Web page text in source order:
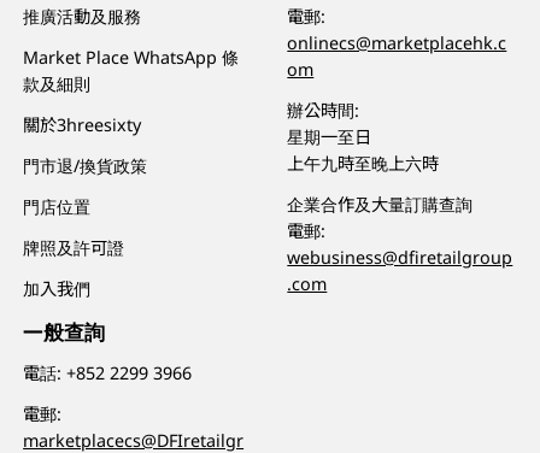
推廣活動及服務
Market Place WhatsApp 條
款及細則
關於3hreesixty
門市退/換貨政策
門店位置
牌照及許可證
加入我們
一般查詢
電話:+852 2299 3966
電郵:
marketplacecs@DFIretailgr
電郵:
onlinecs@marketplacehk.c
om
辦公時間:
星期一至日
上午九時至晚上六時
企業合作及大量訂購查詢
電郵:
webusiness@dfiretailgroup
.com